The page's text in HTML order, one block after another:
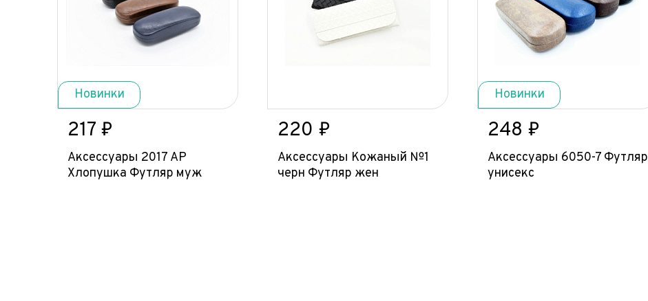
Новинки
217 ₽
Аксессуары 2017 AP
Хлопушка Футляр муж
220 ₽
Аксессуары Кожаный №1
черн Футляр жен
Новинки
248 ₽
Аксессуары 6050-7 Футляр
унисекс